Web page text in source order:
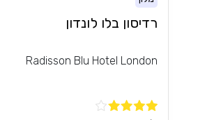
רדיסון בלו לונדון
Radisson Blu Hotel London